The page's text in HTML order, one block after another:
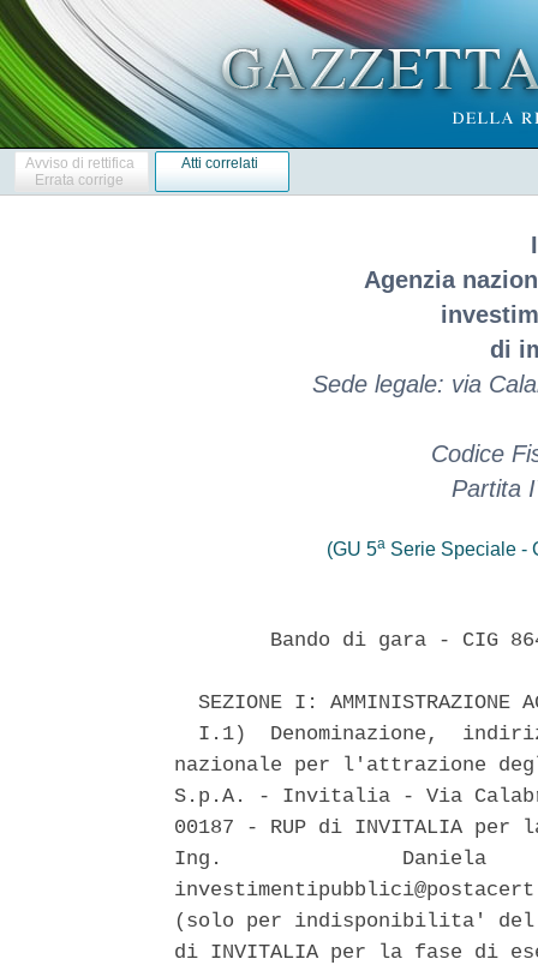
Avviso di rettifica
Errata corrige
Atti correlati
Agenzia
di
Sede legale: via
Codice
Partita
(GU 5a Serie Speciale -
Bando di gara - CIG
SEZIONE I: AMMINISTRAZIONE
I.1)  Denominazione,
nazionale per l'attrazione
S.p.A. - Invitalia - Via
00187 - RUP di INVITALIA
Ing.               Daniela
(solo per indisponibilita' del
di INVITALIA per la fase di